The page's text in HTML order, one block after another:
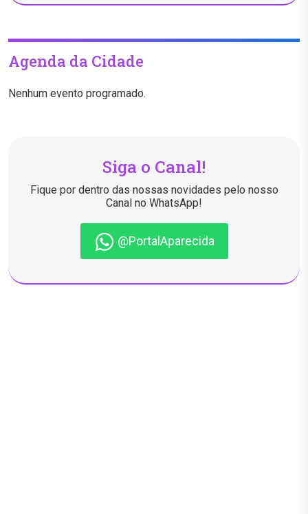
Agenda da Cidade
Nenhum evento programado.
Siga o Canal!
Fique por dentro das nossas novidades pelo nosso
Canal no WhatsApp!
@PortalAparecida